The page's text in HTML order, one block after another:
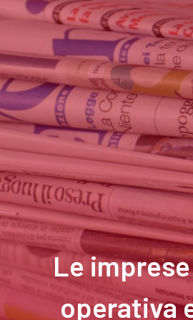
Le
operativa